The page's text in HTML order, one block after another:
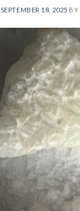
SEPTEMBER 18, 2025 BY